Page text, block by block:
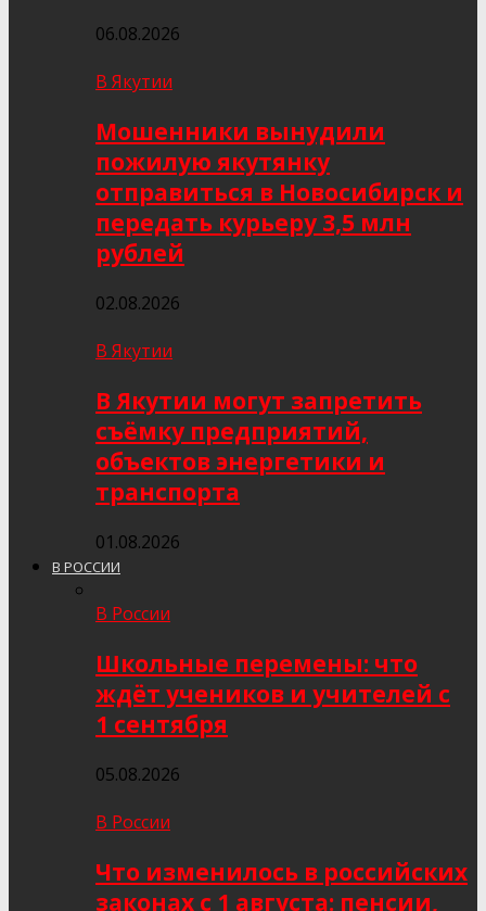
06.08.2026
В Якутии
Мошенники вынудили
пожилую якутянку
отправиться в Новосибирск и
передать курьеру 3,5 млн
рублей
02.08.2026
В Якутии
В Якутии могут запретить
съёмку предприятий,
объектов энергетики и
транспорта
01.08.2026
В РОССИИ
В России
Школьные перемены: что
ждёт учеников и учителей с
1 сентября
05.08.2026
В России
Что изменилось в российских
законах с 1 августа: пенсии,